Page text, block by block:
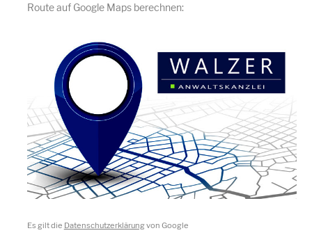
Route auf Google Maps berechnen:
Es gilt die Datenschutzerklärungvon Google